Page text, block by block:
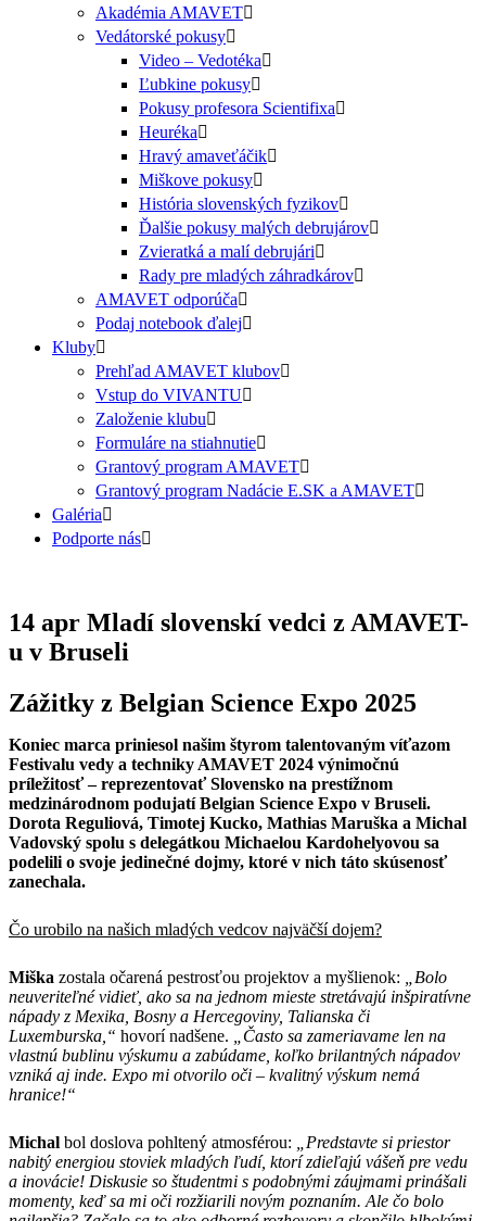
Akadémia AMAVET
Vedátorské pokusy
Video – Vedotéka
Ľubkine pokusy
Pokusy profesora Scientifixa
Heuréka
Hravý amaveťáčik
Miškove pokusy
História slovenských fyzikov
Ďalšie pokusy malých debrujárov
Zvieratká a malí debrujári
Rady pre mladých záhradkárov
AMAVET odporúča
Podaj notebook ďalej
Kluby
Prehľad AMAVET klubov
Vstup do VIVANTU
Založenie klubu
Formuláre na stiahnutie
Grantový program AMAVET
Grantový program Nadácie E.SK a AMAVET
Galéria
Podporte nás
14 apr Mladí slovenskí vedci z AMAVET-
u v Bruseli
Zážitky z Belgian Science Expo 2025
Koniec marca priniesol našim štyrom talentovaným víťazom
Festivalu vedy a techniky AMAVET 2024 výnimočnú
príležitosť – reprezentovať Slovensko na prestížnom
medzinárodnom podujatí Belgian Science Expo v Bruseli.
Dorota Reguliová, Timotej Kucko, Mathias Maruška a Michal
Vadovský spolu s delegátkou Michaelou Kardohelyovou sa
podelili o svoje jedinečné dojmy, ktoré v nich táto skúsenosť
zanechala.
Čo urobilo na našich mladých vedcov najväčší dojem?
Miška zostala očarená pestrosťou projektov a myšlienok:
„Bolo
neuveriteľné vidieť, ako sa na jednom mieste stretávajú inšpiratívne
nápady z Mexika, Bosny a Hercegoviny, Talianska či
Luxemburska,“ hovorí nadšene. „Často sa zameriavame len na
vlastnú bublinu výskumu a zabúdame, koľko brilantných nápadov
vzniká aj inde. Expo mi otvorilo oči – kvalitný výskum nemá
hranice!“
Michal bol doslova pohltený atmosférou:
„Predstavte si priestor
nabitý energiou stoviek mladých ľudí, ktorí zdieľajú vášeň pre vedu
a inovácie! Diskusie so študentmi s podobnými záujmami prinášali
momenty, keď sa mi oči rozžiarili novým poznaním. Ale čo bolo